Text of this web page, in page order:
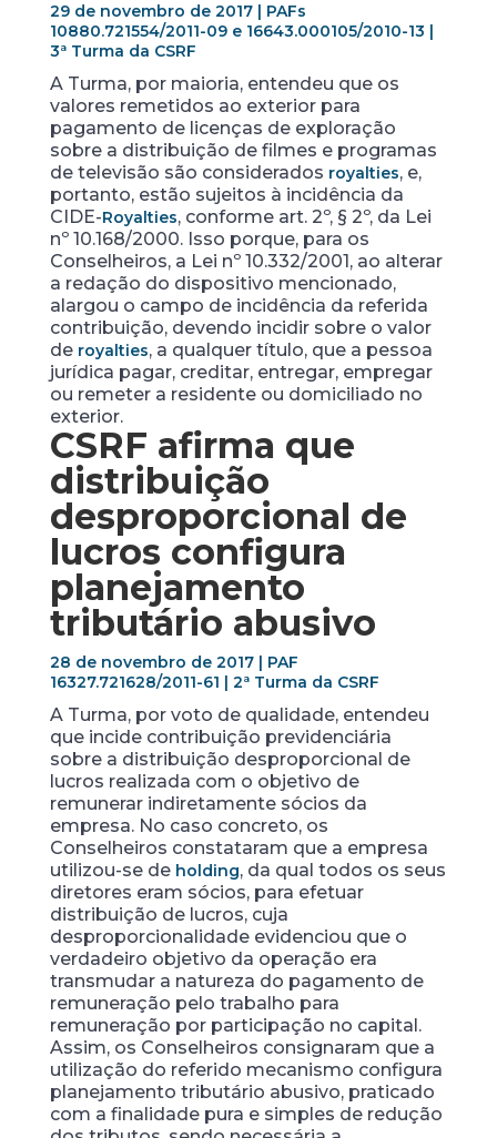
29 de novembro de 2017 | PAFs
10880.721554/2011-09 e 16643.000105/2010-13 |
3ª Turma da CSRF
A Turma, por maioria, entendeu que os
valores remetidos ao exterior para
pagamento de licenças de exploração
sobre a distribuição de filmes e programas
de televisão são considerados royalties, e,
portanto, estão sujeitos à incidência da
CIDE-Royalties, conforme art. 2º, § 2º, da Lei
nº 10.168/2000. Isso porque, para os
Conselheiros, a Lei nº 10.332/2001, ao alterar
a redação do dispositivo mencionado,
alargou o campo de incidência da referida
contribuição, devendo incidir sobre o valor
de royalties, a qualquer título, que a pessoa
jurídica pagar, creditar, entregar, empregar
ou remeter a residente ou domiciliado no
exterior.
CSRF afirma que
distribuição
desproporcional de
lucros configura
planejamento
tributário abusivo
28 de novembro de 2017 | PAF
16327.721628/2011-61 | 2ª Turma da CSRF
A Turma, por voto de qualidade, entendeu
que incide contribuição previdenciária
sobre a distribuição desproporcional de
lucros realizada com o objetivo de
remunerar indiretamente sócios da
empresa. No caso concreto, os
Conselheiros constataram que a empresa
utilizou-se de holding, da qual todos os seus
diretores eram sócios, para efetuar
distribuição de lucros, cuja
desproporcionalidade evidenciou que o
verdadeiro objetivo da operação era
transmudar a natureza do pagamento de
remuneração pelo trabalho para
remuneração por participação no capital.
Assim, os Conselheiros consignaram que a
utilização do referido mecanismo configura
planejamento tributário abusivo, praticado
com a finalidade pura e simples de redução